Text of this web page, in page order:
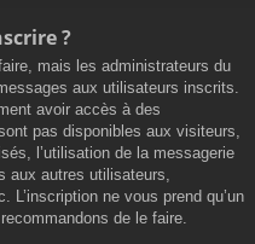
?
mais les administrateurs du
aux utilisateurs inscrits.
avoir accès à des
pas disponibles aux visiteurs,
l’utilisation de la messagerie
aux autres utilisateurs,
L’inscription ne vous prend qu’un
de le faire.